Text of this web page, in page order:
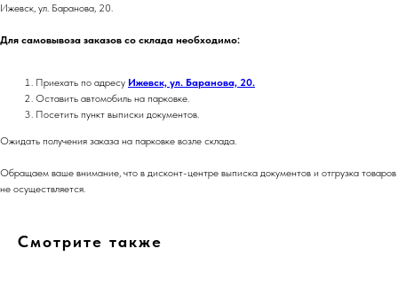
Ижевск, ул. Баранова, 20.
Для самовывоза заказов со склада необходимо:
Приехать по адресу Ижевск, ул. Баранова, 20.
Оставить автомобиль на парковке.
Посетить пункт выписки документов.
Ожидать получения заказа на парковке возле склада.
Обращаем ваше внимание, что в дисконт-центре выписка документов и отгрузка товаров
не осуществляется.
Смотрите также